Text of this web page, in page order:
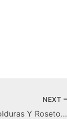
NEXT
Cómo Decorar Con Molduras Y Rosetones De Techo